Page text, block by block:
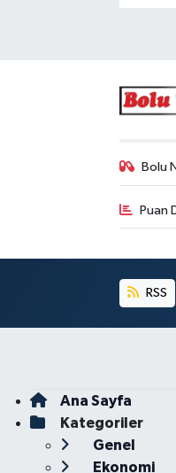
Bolu
Puan
RSS
Ana Sayfa
Kategoriler
Genel
Ekonomi